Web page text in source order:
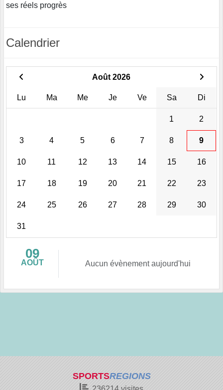
ses réels progrès
Calendrier
Août 2026
Lu Ma Me Je Ve Sa Di
1 2
3 4 5 6 7 8 9
10 11 12 13 14 15 16
17 18 19 20 21 22 23
24 25 26 27 28 29 30
31
09
AOÛT Aucun évènement aujourd'hui
SPORTSREGIONS